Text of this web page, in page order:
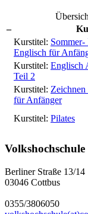
–
Kurstitel:
Englisch für
Kurstitel: Englisch
Teil 2
Kurstitel:
für Anfänger
Kurstitel: Pilates
Berliner Straße 13/14
03046 Cottbus
0355/3806050